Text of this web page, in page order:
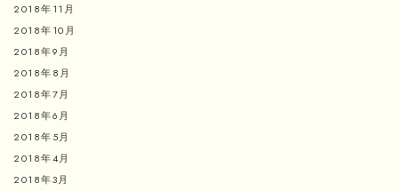
2018年11月
2018年10月
2018年9月
2018年8月
2018年7月
2018年6月
2018年5月
2018年4月
2018年3月